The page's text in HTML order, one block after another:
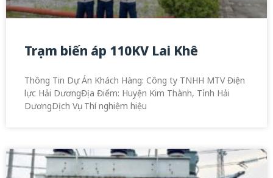
Trạm biến áp 110KV Lai Khê
Thông Tin Dự Án Khách Hàng: Công ty TNHH MTV Điện
lực Hải DươngĐịa Điểm: Huyện Kim Thành, Tỉnh Hải
DươngDịch Vụ: Thí nghiệm hiệu